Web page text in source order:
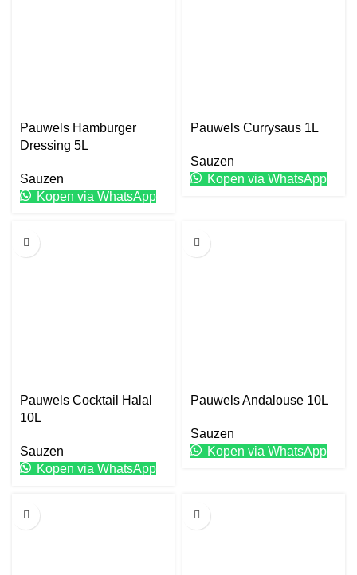
Pauwels Hamburger
Dressing 5L
Sauzen
Kopen via WhatsApp
Pauwels Currysaus 1L
Sauzen
Kopen via WhatsApp
10L
Pauwels Cocktail Halal
10L
Sauzen
Kopen via WhatsApp
10L
Pauwels Andalouse 10L
Sauzen
Kopen via WhatsApp
5L 1L